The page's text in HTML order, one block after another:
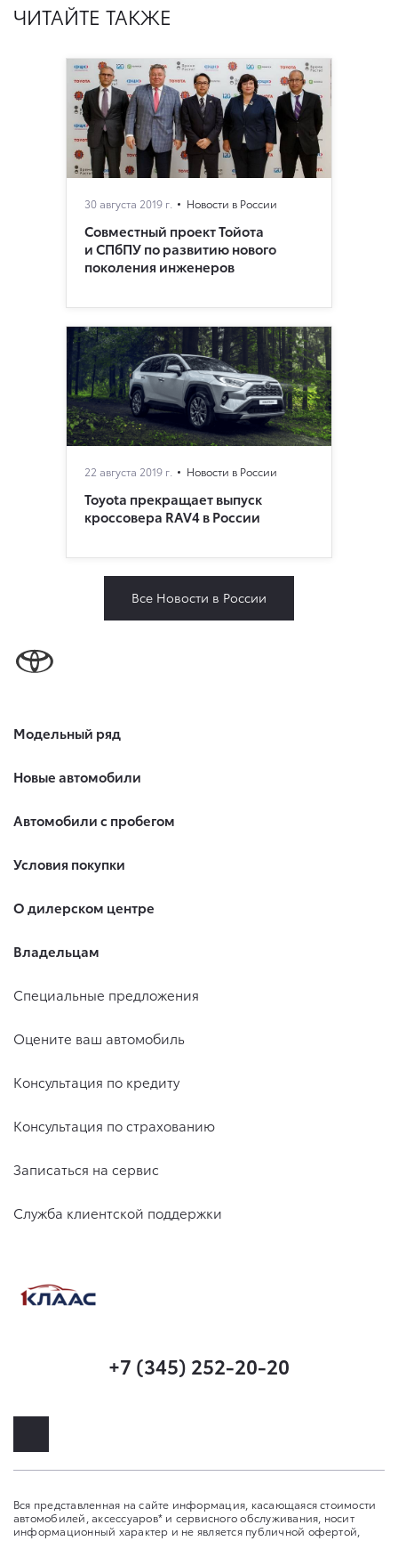
ЧИТАЙТЕ ТАКЖЕ
30 августа 2019 г. Новости в России
Совместный проект Тойота
и СПбПУ по развитию нового
поколения инженеров
22 августа 2019 г. Новости в России
Toyota прекращает выпуск
кроссовера RAV4 в России
Все Новости в России
Модельный ряд
Новые автомобили
Автомобили с пробегом
Условия покупки
О дилерском центре
Владельцам
Специальные предложения
Оцените ваш автомобиль
Консультация по кредиту
Консультация по страхованию
Записаться на сервис
Служба клиентской поддержки
+7 (345) 252-20-20
Вся представленная на сайте информация, касающаяся стоимости
автомобилей, аксессуаров* и сервисного обслуживания, носит
информационный характер и не является публичной офертой,